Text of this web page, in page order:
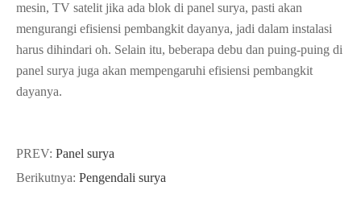
mesin, TV satelit jika ada blok di panel surya, pasti akan
mengurangi efisiensi pembangkit dayanya, jadi dalam instalasi
harus dihindari oh. Selain itu, beberapa debu dan puing-puing di
panel surya juga akan mempengaruhi efisiensi pembangkit
dayanya.
PREV: Panel surya
Berikutnya: Pengendali surya